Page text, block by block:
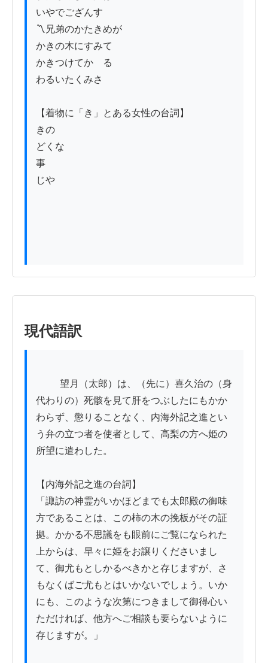
いやでござんす
〽兄弟のかたきめが
かきの木にすみて
かきつけてかゝる
わるいたくみさ
【着物に「き」とある女性の台詞】
きの
どくな
事
じや
現代語訳
代わりの）死骸を見て肝をつぶしたにもかか
わらず、懲りることなく、内海外記之進とい
う弁の立つ者を使者として、高梨の方へ姫の
所望に遣わした。
【内海外記之進の台詞】
「諏訪の神霊がいかほどまでも太郎殿の御味
方であることは、この柿の木の挽板がその証
拠。かかる不思議をも眼前にご覧になられた
上からは、早々に姫をお譲りくださいまし
て、御尤もとしかるべきかと存じますが、さ
もなくばご尤もとはいかないでしょう。いか
にも、このような次第につきまして御得心い
ただければ、他方へご相談も要らないように
存じますが。」